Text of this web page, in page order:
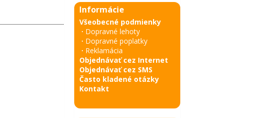
Informácie
Všeobecné podmienky
· Dopravné lehoty
· Dopravné poplatky
· Reklamácia
Objednávať cez Internet
Objednávať cez SMS
Často kladené otázky
Kontakt